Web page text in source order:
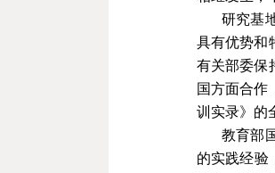
研究基
具有优势和
有关部委保
国方面合作
训实录》的
教育部
的实践经验